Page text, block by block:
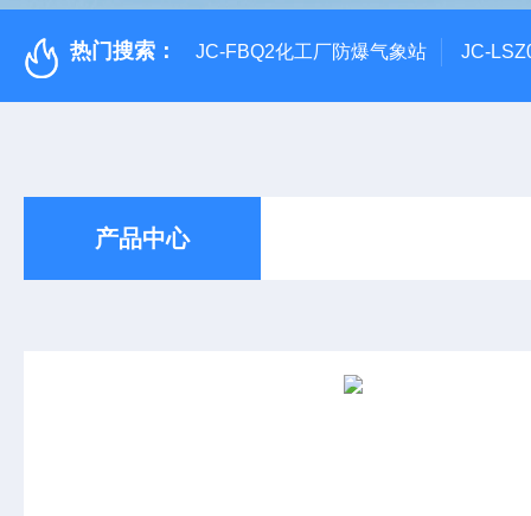
热门搜索： JC-FBQ2化工厂防爆气象站 JC-
产品中心